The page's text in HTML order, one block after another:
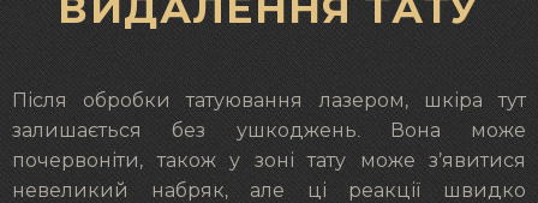
Після обробки татуювання лазером, шкіра тут
залишається без ушкоджень. Вона може
почервоніти, також у зоні тату може з’явитися
невеликий набряк, але ці реакції швидко